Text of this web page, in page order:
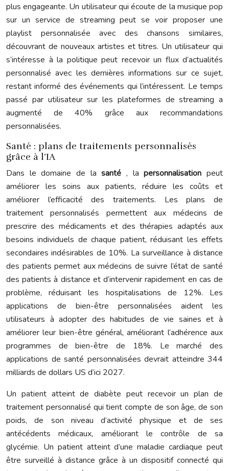
plus engageante. Un utilisateur qui écoute de la musique pop
sur un service de streaming peut se voir proposer une
playlist personnalisée avec des chansons similaires,
découvrant de nouveaux artistes et titres. Un utilisateur qui
s’intéresse à la politique peut recevoir un flux d’actualités
personnalisé avec les dernières informations sur ce sujet,
restant informé des événements qui l’intéressent. Le temps
passé par utilisateur sur les plateformes de streaming a
augmenté de 40% grâce aux recommandations
personnalisées.
Santé : plans de traitements personnalisés
grâce à l’IA
Dans le domaine de lasanté, lapersonnalisationpeut
améliorer les soins aux patients, réduire les coûts et
améliorer l’efficacité des traitements. Les plans de
traitement personnalisés permettent aux médecins de
prescrire des médicaments et des thérapies adaptés aux
besoins individuels de chaque patient, réduisant les effets
secondaires indésirables de 10%. La surveillance à distance
des patients permet aux médecins de suivre l’état de santé
des patients à distance et d’intervenir rapidement en cas de
problème, réduisant les hospitalisations de 12%. Les
applications de bien-être personnalisées aident les
utilisateurs à adopter des habitudes de vie saines et à
améliorer leur bien-être général, améliorant l’adhérence aux
programmes de bien-être de 18%. Le marché des
applications de santé personnalisées devrait atteindre 344
milliards de dollars US d’ici 2027.
Un patient atteint de diabète peut recevoir un plan de
traitement personnalisé qui tient compte de son âge, de son
poids, de son niveau d’activité physique et de ses
antécédents médicaux, améliorant le contrôle de sa
glycémie. Un patient atteint d’une maladie cardiaque peut
être surveillé à distance grâce à un dispositif connecté qui